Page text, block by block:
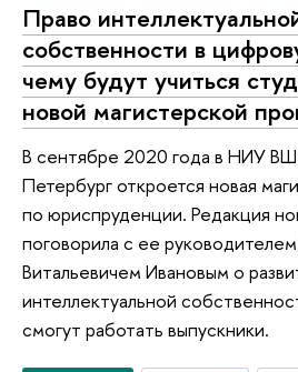
Право
собственности в
чему будут учиться
новой магистерской
В сентябре 2020 года в НИУ
Петербург откроется новая
по юриспруденции. Редакция
поговорила с ее
Витальевичем Ивановым о
интеллектуальной
смогут работать выпускники.